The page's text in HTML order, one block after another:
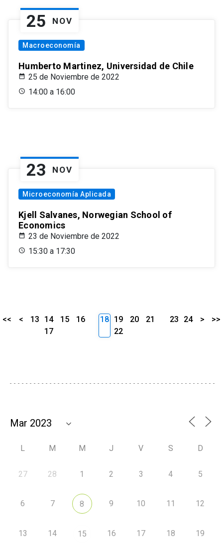
25 NOV
Macroeconomía
Humberto Martinez, Universidad de Chile
25 de Noviembre de 2022
14:00 a 16:00
23 NOV
Microeconomía Aplicada
Kjell Salvanes, Norwegian School of
Economics
23 de Noviembre de 2022
15:30 a 17:30
<< < 13 14 15
16
17
18 19 20
21
22
23 24 > >>
L M M J V S D
27 28 1 2 3 4 5
6 7 8 9 10 11 12
13 14 15 16 17 18 19